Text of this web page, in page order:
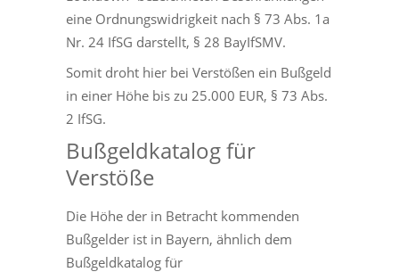
eine Ordnungswidrigkeit nach § 73 Abs. 1a
Nr. 24 IfSG darstellt, § 28 BayIfSMV.
Somit droht hier bei Verstößen ein Bußgeld
in einer Höhe bis zu 25.000 EUR, § 73 Abs.
2 IfSG.
Bußgeldkatalog für
Verstöße
Die Höhe der in Betracht kommenden
Bußgelder ist in Bayern, ähnlich dem
Bußgeldkatalog für